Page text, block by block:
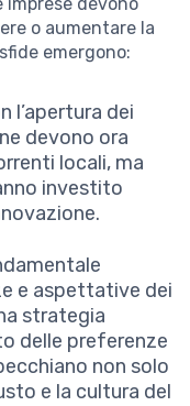
o aumentare la
emergono:
l’apertura dei
devono ora
locali, ma
investito
e aspettative dei
strategia
delle preferenze
non solo
e la cultura del